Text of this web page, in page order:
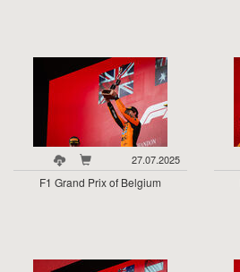
27.07.2025
F1 Grand Prix of Belgium